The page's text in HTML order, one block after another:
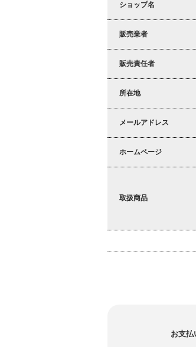
ショップ名
販売業者
販売責任者
所在地
メールアドレス
ホームページ
取扱商品
お支払